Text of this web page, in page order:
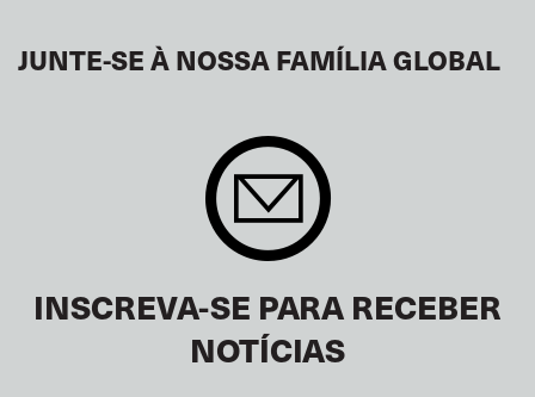
JUNTE-SE À NOSSA FAMÍLIA GLOBAL
INSCREVA-SE PARA RECEBER
NOTÍCIAS